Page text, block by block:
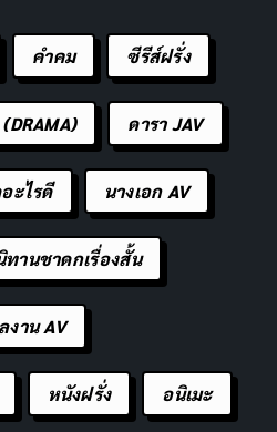
คําคม ซีรีส์ฝรั่ง
ดารา JAV
ะไรดี นางเอก AV
ทานชาดกเรื่องสั้น
งาน AV
หนังฝรั่ง อนิเมะ